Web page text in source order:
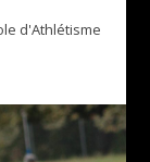
d'Athlétisme